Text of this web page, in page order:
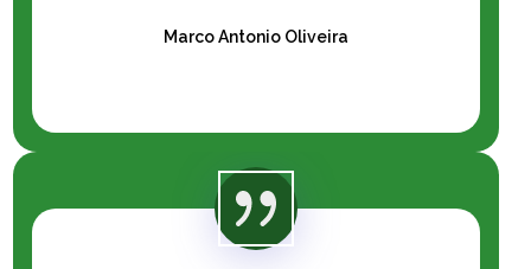
Marco Antonio Oliveira